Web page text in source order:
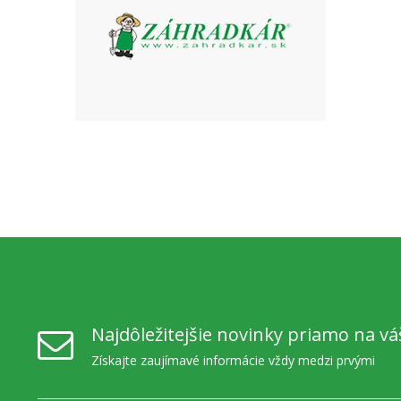
Najdôležitejšie novinky priamo na
Získajte zaujímavé informácie vždy medzi prvými